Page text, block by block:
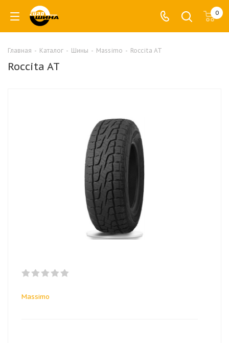
0
Главная - Каталог - Шины - Massimo - Roccita AT
Roccita AT
Massimo